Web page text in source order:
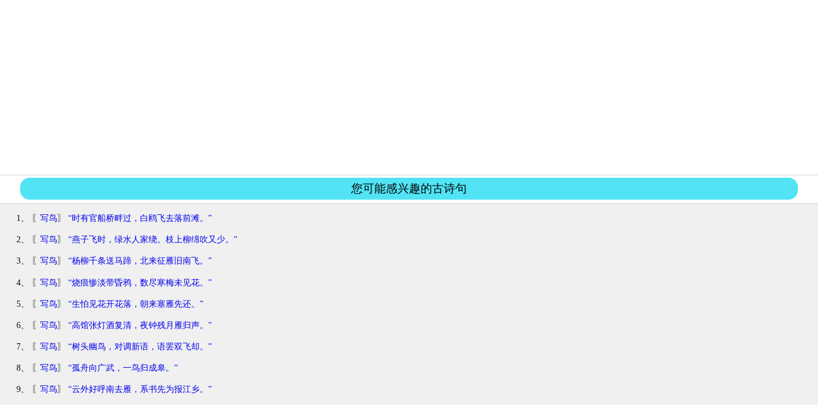
您可能感兴趣的古诗句
1、 〖 写鸟〗 “时有官船桥畔过，白鸥飞去落前滩。”
2、 〖 写鸟〗 “燕子飞时，绿水人家绕。枝上柳绵吹又少。”
3、 〖 写鸟〗 “杨柳千条送马蹄，北来征雁旧南飞。”
4、 〖 写鸟〗 “烧痕惨淡带昏鸦，数尽寒梅未见花。”
5、 〖 写鸟〗 “生怕见花开花落，朝来塞雁先还。”
6、 〖 写鸟〗 “高馆张灯酒复清，夜钟残月雁归声。”
7、 〖 写鸟〗 “树头幽鸟，对调新语，语罢双飞却。”
8、 〖 写鸟〗 “孤舟向广武，一鸟归成皋。”
9、 〖 写鸟〗 “云外好呼南去雁，系书先为报江乡。”